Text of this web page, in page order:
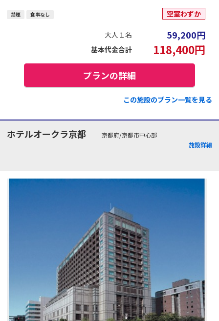
禁煙 食事なし 空室わずか
大人１名 59,200円
基本代金合計 118,400円
プランの詳細
この施設のプラン一覧を見る
ホテルオークラ京都
京都府/京都市中心部
施設詳細